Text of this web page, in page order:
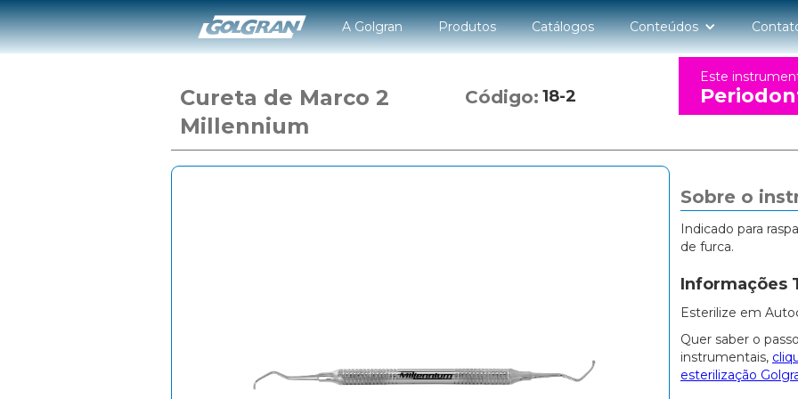
A Golgran Produtos Catálogos Conteúdos
Cureta de Marco 2
Millennium
Código: 18-2
Este
Sobre o
Indicado para
de furca.
Informações
Esterilize em
Quer saber o
instrumentais,
esterilização